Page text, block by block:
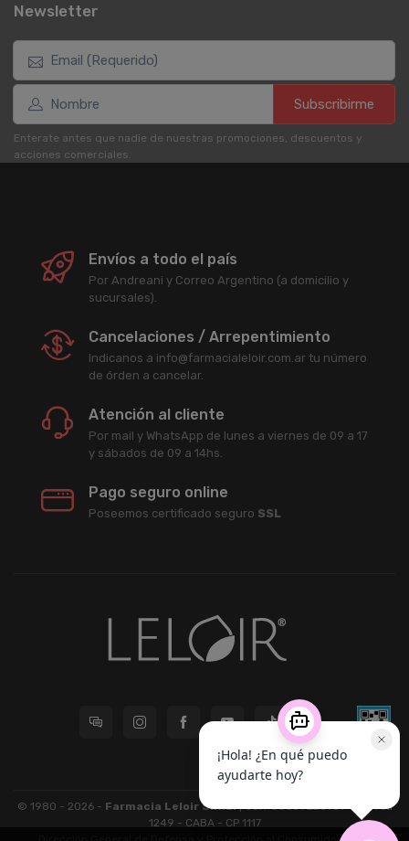
Newsletter
Subscribirme
Enterate antes que nadie de nuestras promociones, descuentos y
acciones comerciales.
Envíos a todo el país
Por Andreani y Correo Argentino (a domicilio y
sucursales).
Cancelaciones / Arrepentimiento
Indicanos a info@farmacialeloir.com.ar tu número
de órden a cancelar.
Atención al cliente
Por mail y WhatsApp de lunes a viernes de 09 a 17
y sábados de 09 a 14hs.
Pago seguro online
Poseemos certificado seguro SSL
© 1980 - 2026 - Farmacia Leloir S.R.L.
| CUIT 33609220789 - Larrea
1249 - CABA - CP 1117